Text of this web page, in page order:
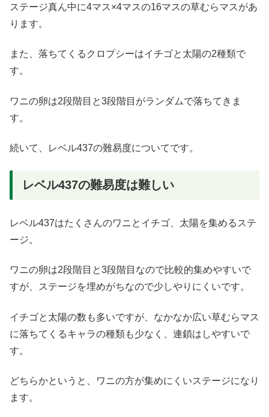
ステージ真ん中に4マス×4マスの16マスの草むらマスがあ
ります。
また、落ちてくるクロプシーはイチゴと太陽の2種類で
す。
ワニの卵は2段階目と3段階目がランダムで落ちてきま
す。
続いて、レベル437の難易度についてです。
レベル437の難易度は難しい
レベル437はたくさんのワニとイチゴ、太陽を集めるステ
ージ。
ワニの卵は2段階目と3段階目なので比較的集めやすいで
すが、ステージを埋めがちなので少しやりにくいです。
イチゴと太陽の数も多いですが、なかなか広い草むらマス
に落ちてくるキャラの種類も少なく、連鎖はしやすいで
す。
どちらかというと、ワニの方が集めにくいステージになり
ます。